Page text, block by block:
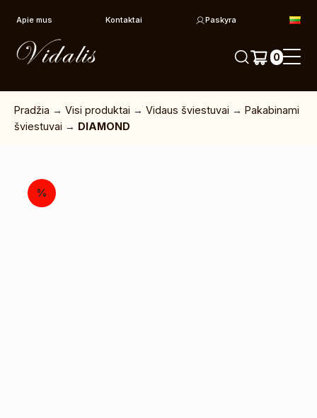
Apie mus Kontaktai Paskyra
0
Pradžia →Visi produktai →Vidaus šviestuvai →Pakabinami
šviestuvai → DIAMOND
%